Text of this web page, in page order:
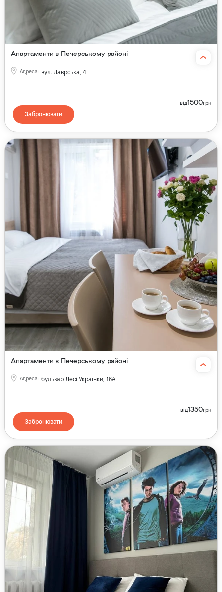
Апартаменти в Печерському районі
Адреса: вул. Лаврська, 4
від1500грн
Забронювати
Апартаменти в Печерському районі
Адреса: бульвар Лесі Українки, 16А
від1350грн
Забронювати